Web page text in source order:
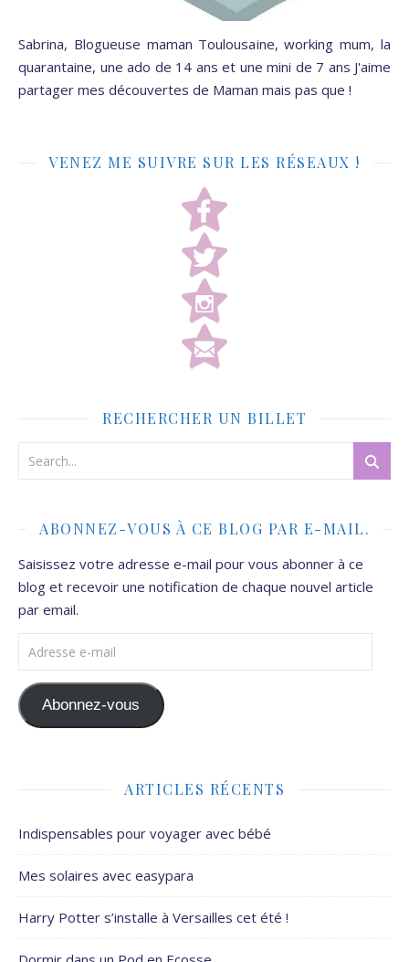
Sabrina, Blogueuse maman Toulousaine, working mum, la
quarantaine, une ado de 14 ans et une mini de 7 ans J'aime
partager mes découvertes de Maman mais pas que !
VENEZ ME SUIVRE SUR LES RÉSEAUX !
RECHERCHER UN BILLET
ABONNEZ-VOUS À CE BLOG PAR E-MAIL.
Saisissez votre adresse e-mail pour vous abonner à ce
blog et recevoir une notification de chaque nouvel article
par email.
Adresse e-mail
Abonnez-vous
ARTICLES RÉCENTS
Indispensables pour voyager avec bébé
Mes solaires avec easypara
Harry Potter s’installe à Versailles cet été !